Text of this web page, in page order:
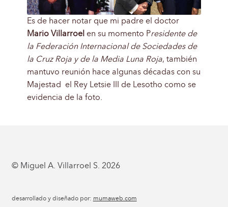
Es de hacer notar que mi padre el doctor
Mario Villarroel en su momento Presidente de
la Federación Internacional de Sociedades de
la Cruz Roja y de la Media Luna Roja, también
mantuvo reunión hace algunas décadas con su
Majestad el Rey Letsie III de Lesotho como se
evidencia de la foto.
© Miguel A. Villarroel S. 2026
desarrollado y diseñado por: mumaweb.com